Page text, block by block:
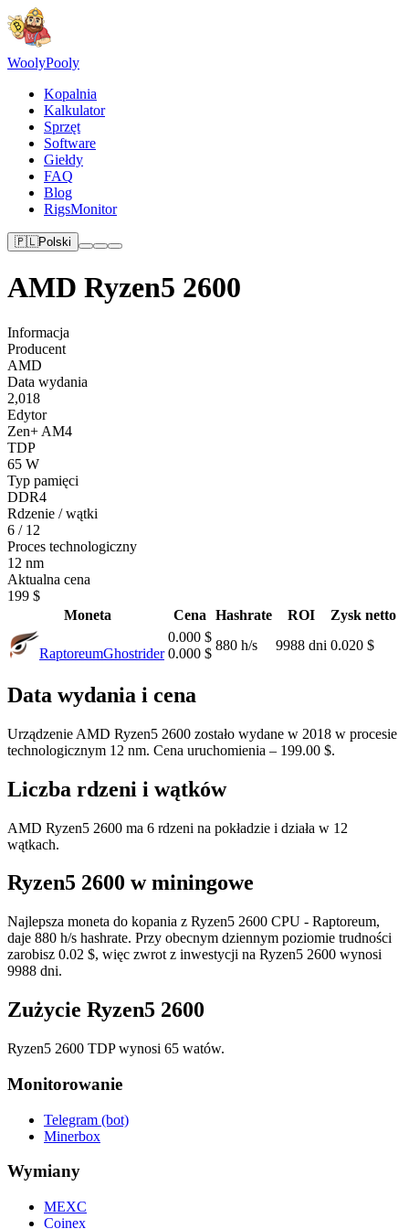
WoolyPooly
Kopalnia
Kalkulator
Sprzęt
Software
Giełdy
FAQ
Blog
RigsMonitor
🇵🇱Polski
AMD Ryzen5 2600
Informacja
Producent
AMD
Data wydania
2,018
Edytor
Zen+ AM4
TDP
65 W
Typ pamięci
DDR4
Rdzenie / wątki
6 / 12
Proces technologiczny
12 nm
Aktualna cena
199 $
Moneta
Cena Hashrate ROI Zysk netto
RaptoreumGhostrider
0.000 $
0.000 $
880 h/s 9988 dni 0.020 $
Data wydania i cena
Urządzenie AMD Ryzen5 2600 zostało wydane w 2018 w procesie
technologicznym 12 nm. Cena uruchomienia – 199.00 $.
Liczba rdzeni i wątków
AMD Ryzen5 2600 ma 6 rdzeni na pokładzie i działa w 12
wątkach.
Ryzen5 2600 w miningowe
Najlepsza moneta do kopania z Ryzen5 2600 CPU - Raptoreum,
daje 880 h/s hashrate. Przy obecnym dziennym poziomie trudności
zarobisz 0.02 $, więc zwrot z inwestycji na Ryzen5 2600 wynosi
9988 dni.
Zużycie Ryzen5 2600
Ryzen5 2600 TDP wynosi 65 watów.
Monitorowanie
Telegram (bot)
Minerbox
Wymiany
MEXC
Coinex